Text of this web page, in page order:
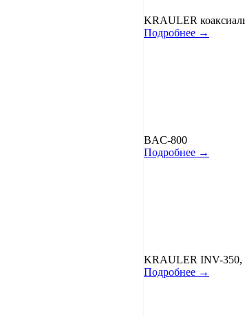
KRAULER
Подробнее →
BAC-800
Подробнее →
KRAULER INV-350,
Подробнее →